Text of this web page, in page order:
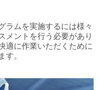
ラムを実施するには様々
メントを行う必要があり
適に作業いただくために
す。